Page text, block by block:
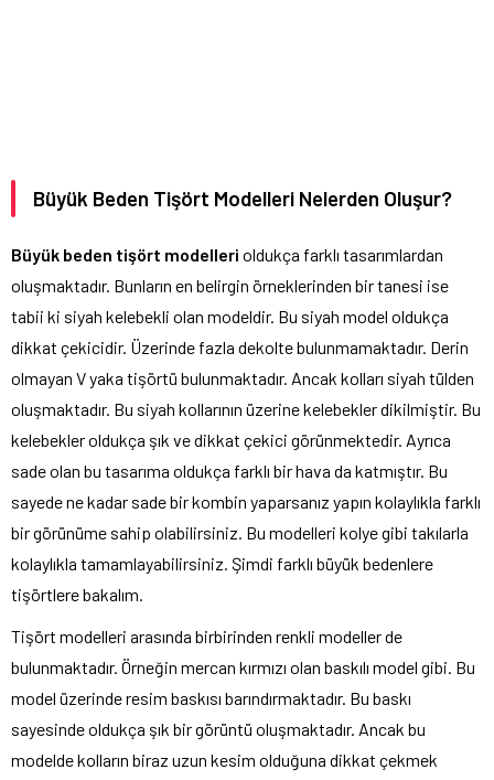
Büyük Beden Tişört Modelleri Nelerden Oluşur?
Büyük beden tişört modelleri oldukça farklı tasarımlardan
oluşmaktadır. Bunların en belirgin örneklerinden bir tanesi ise
tabii ki siyah kelebekli olan modeldir. Bu siyah model oldukça
dikkat çekicidir. Üzerinde fazla dekolte bulunmamaktadır. Derin
olmayan V yaka tişörtü bulunmaktadır. Ancak kolları siyah tülden
oluşmaktadır. Bu siyah kollarının üzerine kelebekler dikilmiştir. Bu
kelebekler oldukça şık ve dikkat çekici görünmektedir. Ayrıca
sade olan bu tasarıma oldukça farklı bir hava da katmıştır. Bu
sayede ne kadar sade bir kombin yaparsanız yapın kolaylıkla farklı
bir görünüme sahip olabilirsiniz. Bu modelleri kolye gibi takılarla
kolaylıkla tamamlayabilirsiniz. Şimdi farklı büyük bedenlere
tişörtlere bakalım.
Tişört modelleri arasında birbirinden renkli modeller de
bulunmaktadır. Örneğin mercan kırmızı olan baskılı model gibi. Bu
model üzerinde resim baskısı barındırmaktadır. Bu baskı
sayesinde oldukça şık bir görüntü oluşmaktadır. Ancak bu
modelde kolların biraz uzun kesim olduğuna dikkat çekmek